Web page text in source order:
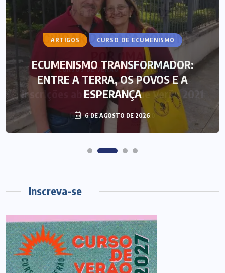
ARTIGOS CURSO DE ECUMENISMO
ECUMENISMO TRANSFORMADOR:
ENTRE A TERRA, OS POVOS E A
ESPERANÇA
6 DE AGOSTO DE 2026
Inscreva-se